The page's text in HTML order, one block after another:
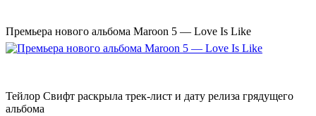
Премьера нового альбома Maroon 5 — Love Is Like
Тейлор Свифт раскрыла трек-лист и дату релиза грядущего
альбома